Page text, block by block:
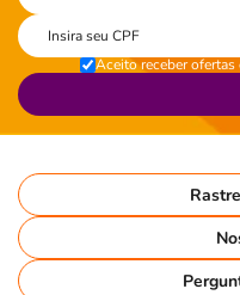
Aceito receber